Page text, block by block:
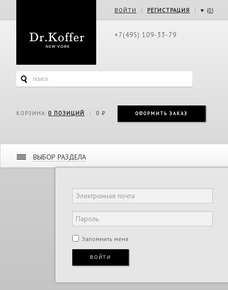
+7(495) 109-33-79
ВОЙТИ РЕГИСТРАЦИЯ ♥ (0)
КОРЗИНА: 0 ПОЗИЦИЙ 0 ₽ ОФОРМИТЬ ЗАКАЗ
ВЫБОР РАЗДЕЛА
Женская коллекция
Мужская коллекция
Подарки и сувениры
Экзотическая кожа
Эксклюзивная коллекция
Запомнить меня
ВОЙТИ